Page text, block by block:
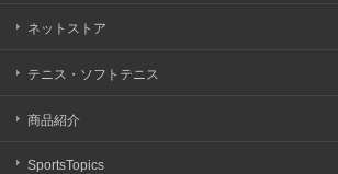
ネットストア
テニス・ソフトテニス
商品紹介
SportsTopics